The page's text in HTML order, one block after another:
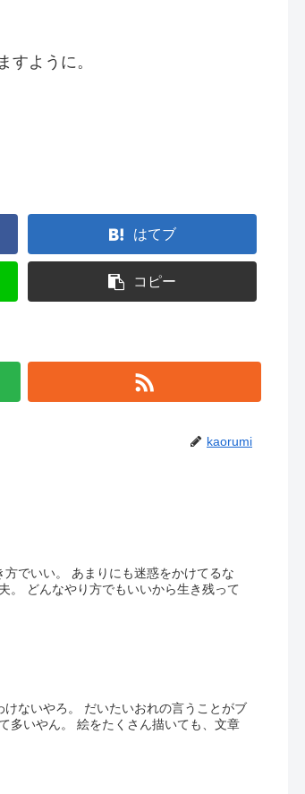
すように。
はてブ
コピー
kaorumi
でいい。 あまりにも迷惑をかけてるな
。 どんなやり方でもいいから生き残って
ないやろ。 だいたいおれの言うことがブ
多いやん。 絵をたくさん描いても、文章